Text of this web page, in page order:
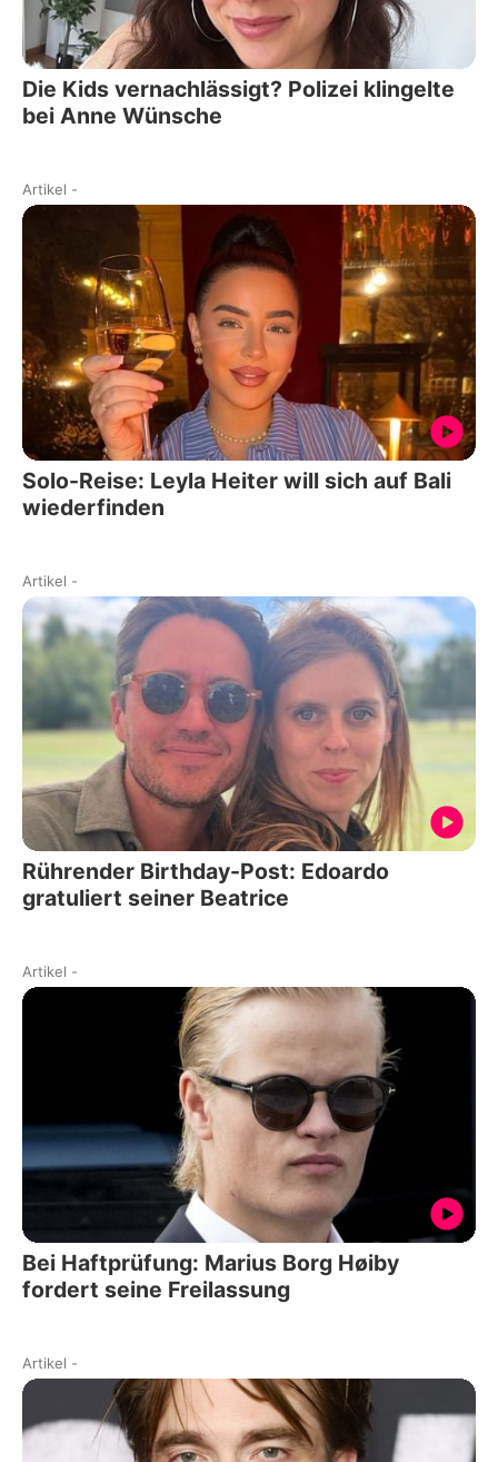
Die Kids vernachlässigt? Polizei klingelte
bei Anne Wünsche
Artikel -
Solo-Reise: Leyla Heiter will sich auf Bali
wiederfinden
Artikel -
Rührender Birthday-Post: Edoardo
gratuliert seiner Beatrice
Artikel -
Bei Haftprüfung: Marius Borg Høiby
fordert seine Freilassung
Artikel -